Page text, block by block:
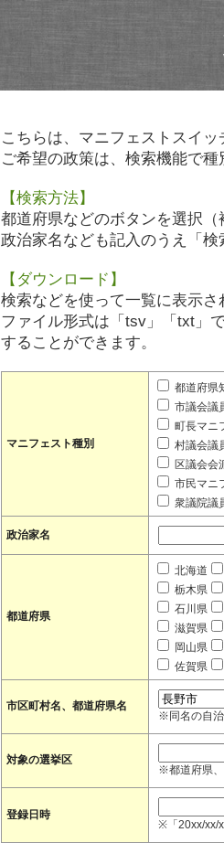
こちらは、マニフェストスイッ
ご希望の政策は、検索機能で
【検索方法】
都道府県などのボタンを選択（
政治家名なども記入のうえ「検
【ダウンロード】
検索などを使って一覧に表示さ
ファイル形式は「tsv」「txt」
することができます。
マニフェスト種別
都道府県
市議会議
町長マニ
村議会議
区議会会
市民マニ
衆議院議
政治家名
都道府県
北海道
栃木県
石川県
滋賀県
岡山県
佐賀県
市区町村名、都道府県名
※同名の自治
対象の選挙区
※都道府県、
登録日時
※「20xx/xx/